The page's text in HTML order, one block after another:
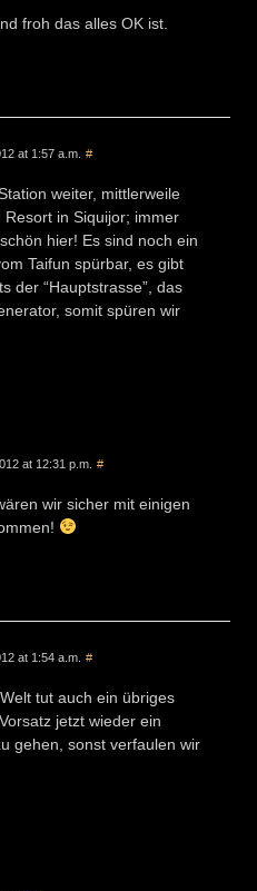
froh das alles OK ist.
at 1:57 a.m. #
weiter, mittlerweile
in Siquijor; immer
hier! Es sind noch ein
Taifun spürbar, es gibt
der “Hauptstrasse”, das
somit spüren wir
at 12:31 p.m. #
wir sicher mit einigen
at 1:54 a.m. #
tut auch ein übriges
jetzt wieder ein
gehen, sonst verfaulen wir